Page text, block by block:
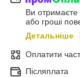
Ви
або гроші
Детальніше
Оплатити
Післяплата